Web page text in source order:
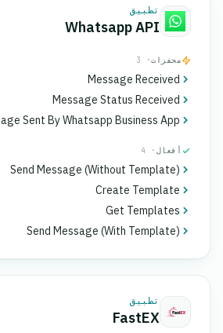
تطبيق
Whatsapp API
محفزات· 3
Message Received
Message Status Received
Sent By Whatsapp Business App
أفعال · 4
Send Message (Without Template)
Create Template
Get Templates
Send Message (With Template)
تطبيق
FastEX